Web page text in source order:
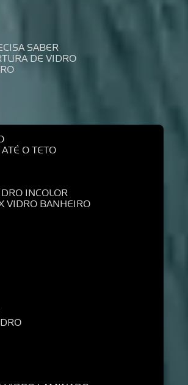
SABER
DE VIDRO
ATÉ O TETO
INCOLOR
VIDRO BANHEIRO